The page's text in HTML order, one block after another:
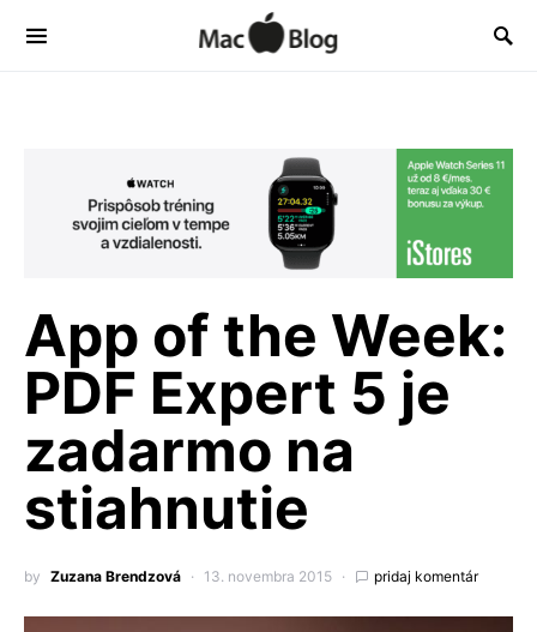
App of the Week:
PDF Expert 5 je
zadarmo na
stiahnutie
by Zuzana Brendzová 13. novembra 2015 pridaj komentár